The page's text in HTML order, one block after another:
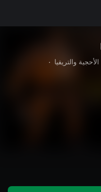
الأحجية والتريفيا
•